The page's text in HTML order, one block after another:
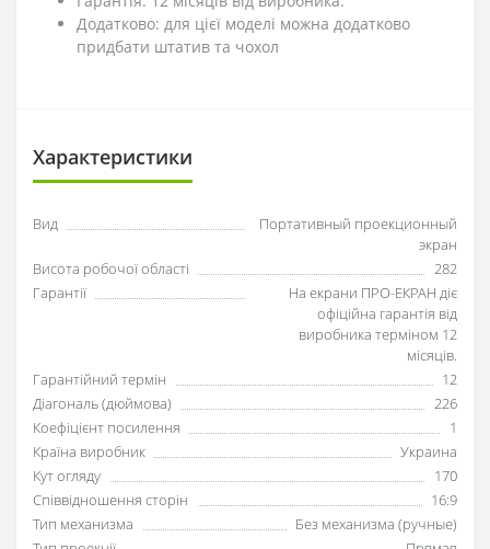
Додатково: для цієї моделі можна додатково
придбати штатив та чохол
Характеристики
Вид
Портативный проекционный
экран
Висота робочої області
282
Гарантії
На екрани ПРО-ЕКРАН діє
офіційна гарантія від
виробника терміном 12
місяців.
Гарантійний термін
12
Діагональ (дюймова)
226
Коефіцієнт посилення
1
Країна виробник
Украина
Кут огляду
170
Співвідношення сторін
16:9
Тип механизма
Без механизма (ручные)